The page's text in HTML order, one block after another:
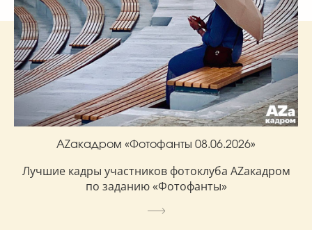
AZакадром «Фотофанты 08.06.2026»
Лучшие кадры участников фотоклуба AZакадром
по заданию «Фотофанты»